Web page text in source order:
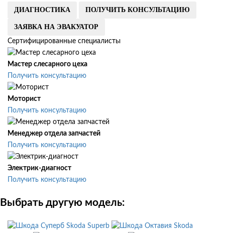
ДИАГНОСТИКА ПОЛУЧИТЬ КОНСУЛЬТАЦИЮ
ЗАЯВКА НА ЭВАКУАТОР
Сертифицированные специалисты
Мастер слесарного цеха
Получить консультацию
Моторист
Получить консультацию
Менеджер отдела запчастей
Получить консультацию
Электрик-диагност
Получить консультацию
Выбрать другую модель:
Skoda Superb
Skoda